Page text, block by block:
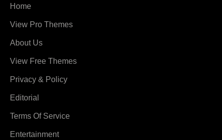
Home
View Pro Themes
About Us
View Free Themes
Privacy & Policy
Editorial
Terms Of Service
Entertainment